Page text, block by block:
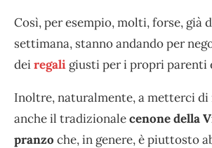
Così, per esempio, molti, forse, già
settimana, stanno andando per
deiregali giusti per i propri parenti
Inoltre, naturalmente, a metterci di
anche il tradizionalecenone della
pranzo che, in genere, è piuttosto